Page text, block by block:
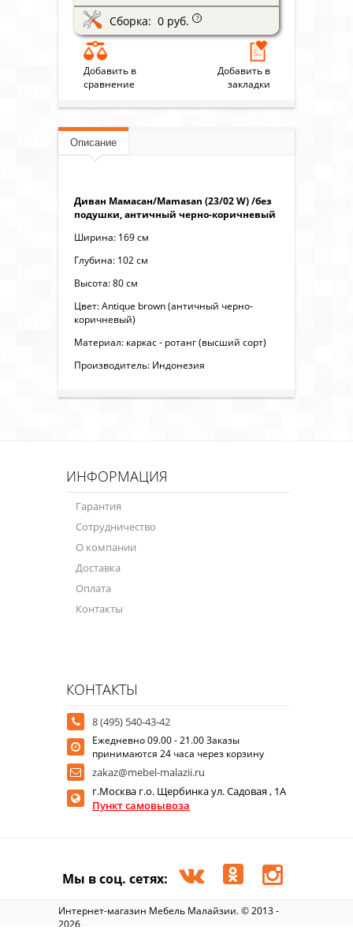
Сборка: 0 руб.
?
Добавить в
сравнение
Добавить в
закладки
Описание
Диван Мамасан/Mamasan (23/02 W) /без
подушки, античный черно-коричневый
Ширина: 169 см
Глубина: 102 см
Высота: 80 см
Цвет: Antique brown (античный черно-
коричневый)
Материал: каркас - ротанг (высший сорт)
Производитель: Индонезия
ИНФОРМАЦИЯ
Гарантия
Сотрудничество
О компании
Доставка
Оплата
Контакты
КОНТАКТЫ
8 (495) 540-43-42
Ежедневно 09.00 - 21.00 Заказы
принимаются 24 часа через корзину
zakaz@mebel-malazii.ru
г.Москва г.о. Щербинка ул. Садовая , 1А
Пункт самовывоза
Мы в соц. сетях:
Интернет-магазин Мебель Малайзии. © 2013 -
2026